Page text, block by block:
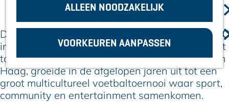
ALLEEN NOODZAKELIJK
VOORKEUREN AANPASSEN
p
a
g
e
VOOR
ONDERNEMERS
De AFA Cup keert terug naar sportpark van
ARC
in Alphen aan den Rijn voor de 9e editie van het
toernooi. Wat ooit begon als een initiatief in Den
Haag, groeide in de afgelopen jaren uit tot een
groot multicultureel voetbaltoernooi waar sport,
community en entertainment samenkomen.